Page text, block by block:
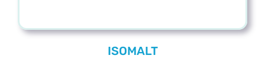
ISOMALT